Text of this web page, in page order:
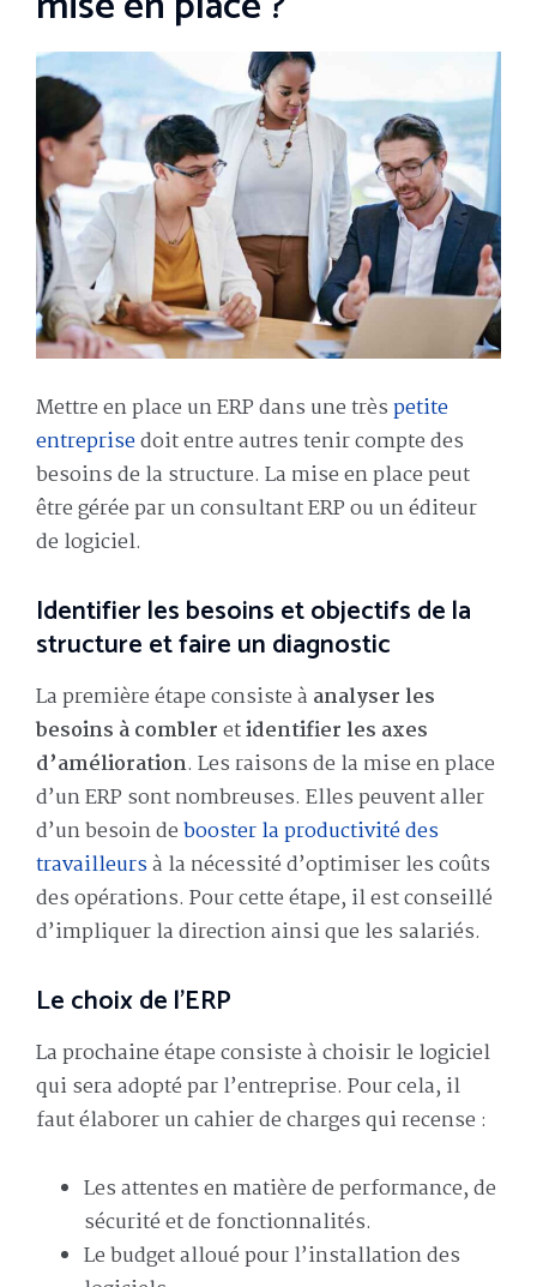
Mettre en place un ERP dans une trèspetite
entreprisedoit entre autres tenir compte des
besoins de la structure. La mise en place peut
être gérée par un consultant ERP ou un éditeur
de logiciel.
Identifier les besoins et objectifs de la
structure et faire un diagnostic
La première étape consiste à analyser les
besoins à combleretidentifier les axes
d’amélioration. Les raisons de la mise en place
d’un ERP sont nombreuses. Elles peuvent aller
d’un besoin debooster la productivité des
travailleursà la nécessité d’optimiser les coûts
des opérations. Pour cette étape, il est conseillé
d’impliquer la direction ainsi que les salariés.
Le choix de l’ERP
La prochaine étape consiste à choisir le logiciel
qui sera adopté par l’entreprise. Pour cela, il
faut élaborer un cahier de charges qui recense :
Les attentes en matière de performance, de
sécurité et de fonctionnalités.
Le budget alloué pour l’installation des